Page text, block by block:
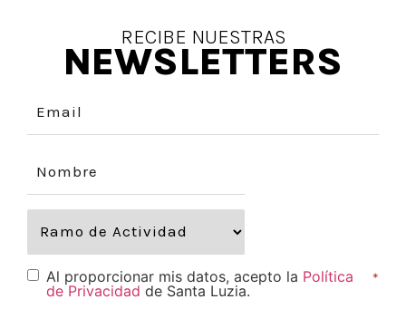
RECIBE NUESTRAS
NEWSLETTERS
Al proporcionar mis datos, acepto la Política
de Privacidad de Santa Luzia.
*